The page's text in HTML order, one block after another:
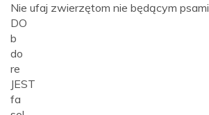
Nie ufaj zwierzętom nie będącym psami
DO
b
do
re
JEST
fa